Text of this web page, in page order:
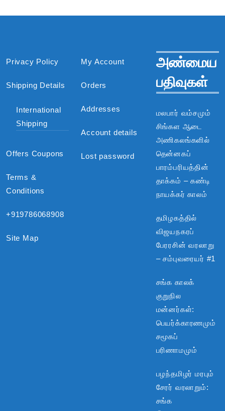
Privacy Policy
Shipping Details
International
Shipping
Offers Coupons
Terms &
Conditions
+919786068908
Site Map
My Account
Orders
Addresses
Account details
Lost password
அண்மைய
பதிவுகள்
மலபார் வம்சமும்
சிங்கள ஆடை
அணிகலங்களில்
தென்னகப்
பாரம்பரியத்தின்
தாக்கம் – கண்டி
நாயக்கர் காலம்
தமிழகத்தில்
விஜயநகரப்
பேரரசின் வரலாறு
– சம்புவரையர் #1
சங்க காலக்
குறுநில
மன்னர்கள்:
பெயர்க்காரணமும்
சமூகப்
பரிணாமமும்
பழந்தமிழர் மரபும்
சேரர் வரலாறும்:
சங்க